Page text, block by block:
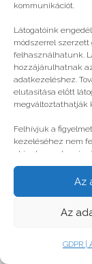
kommunikációt.
Látogatóink
módszerrel szerzett
felhasználhatunk.
hozzájárulhatnak
adatkezeléshez.
elutasítása előtt
megváltoztathatják
Felhívjuk a
kezeléséhez nem
akinek azonban
A beállítások csak
visszatérve vagy az
Az
Az
GDPR
Félnetek
©
GDPR |